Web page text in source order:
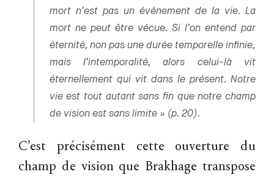
mort n’est pas un événement de la vie. La
mort ne peut être vécue. Si l’on entend par
éternité, non pas une durée temporelle infinie,
mais l’intemporalité, alors celui-là vit
éternellement qui vit dans le présent. Notre
vie est tout autant sans fin que notre champ
de vision est sans limite » (p. 20).
C’est précisément cette ouverture du
champ de vision que Brakhage transpose